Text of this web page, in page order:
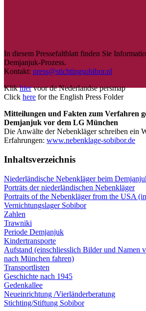
In diesem Pressefaltblatt finden Sie
Demjanjuk-Prozess.
Kontakt: press@stichtingsobibor.nl
Klikhiervoor de Nederlandse persmap
Click here for the English Press Folder
Mitteilungen und Fakten zum Verfahren
Demjanjuk vor dem LG München
Die Anwälte der Nebenkläger schreiben ein
Erfahrungen: www.nebenklage-sobibor.de
Inhaltsverzeichnis
Niederländische Nebenkläger beim
Porträts der niederländischen Nebenkläger
Portraits of the Nebenkläger from the USA
Vernichtungslager Sobibor
Zahlen
Trawniki
Periode Demjanjuk
Kindertransporte
Aufstand (einschliesslich Bilder und Namen
nach München fahren)
Transportlisten
Geschichte nach 1945
Gedenkallee
Neueinrichtung /Vierländerberatung
Stichting/Stiftung Sobibor